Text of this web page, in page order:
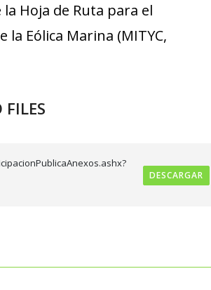
Hoja de Ruta para el
la Eólica Marina (MITYC,
DESCARGAR